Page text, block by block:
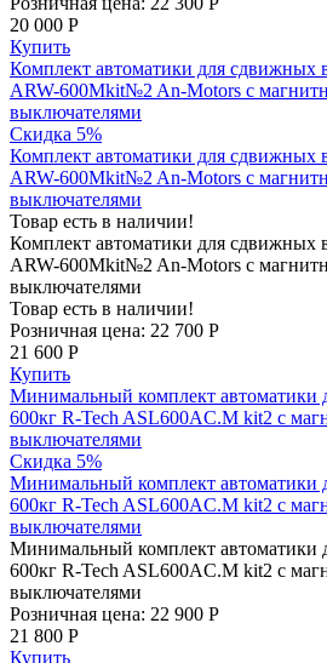
20 000 Р
Купить
Комплект автоматики для сдвижных
ARW-600Mkit№2 An-Motors с
выключателями
Скидка 5%
Комплект автоматики для сдвижных
ARW-600Mkit№2 An-Motors с
выключателями
Товар есть в наличии!
Комплект автоматики для сдвижных
ARW-600Mkit№2 An-Motors с
выключателями
Товар есть в наличии!
Розничная цена: 22 700 Р
21 600 Р
Купить
Минимальный комплект автоматики
600кг R-Tech ASL600AC.M kit2 с
выключателями
Скидка 5%
Минимальный комплект автоматики
600кг R-Tech ASL600AC.M kit2 с
выключателями
Минимальный комплект автоматики
600кг R-Tech ASL600AC.M kit2 с
выключателями
Розничная цена: 22 900 Р
21 800 Р
Купить